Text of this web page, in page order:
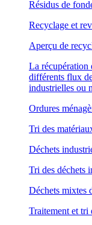
Résidus de
Recyclage et
Aperçu de
La récupération
différents flux
industrielles ou
Ordures
Tri des
Déchets
Tri des déchets
Déchets mixtes
Traitement et tri